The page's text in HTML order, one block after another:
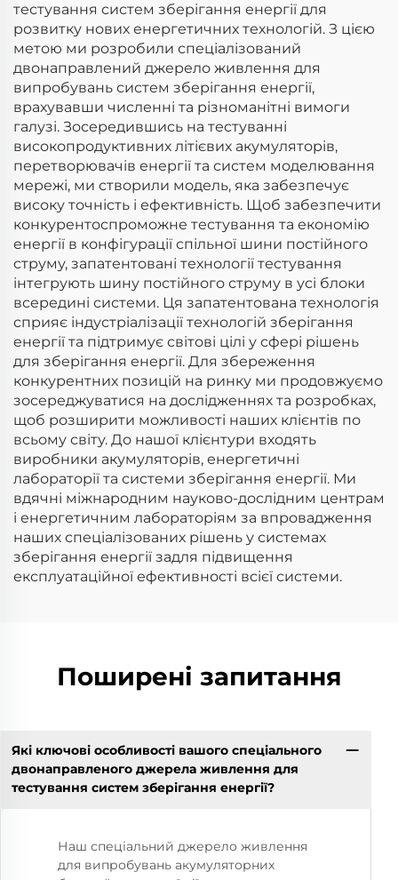
тестування систем зберігання енергії для
розвитку нових енергетичних технологій. З цією
метою ми розробили спеціалізований
двонаправлений джерело живлення для
випробувань систем зберігання енергії,
врахувавши численні та різноманітні вимоги
галузі. Зосередившись на тестуванні
високопродуктивних літієвих акумуляторів,
перетворювачів енергії та систем моделювання
мережі, ми створили модель, яка забезпечує
високу точність і ефективність. Щоб забезпечити
конкурентоспроможне тестування та економію
енергії в конфігурації спільної шини постійного
струму, запатентовані технології тестування
інтегрують шину постійного струму в усі блоки
всередині системи. Ця запатентована технологія
сприяє індустріалізації технологій зберігання
енергії та підтримує світові цілі у сфері рішень
для зберігання енергії. Для збереження
конкурентних позицій на ринку ми продовжуємо
зосереджуватися на дослідженнях та розробках,
щоб розширити можливості наших клієнтів по
всьому світу. До нашої клієнтури входять
виробники акумуляторів, енергетичні
лабораторії та системи зберігання енергії. Ми
вдячні міжнародним науково-дослідним центрам
і енергетичним лабораторіям за впровадження
наших спеціалізованих рішень у системах
зберігання енергії задля підвищення
експлуатаційної ефективності всієї системи.
Поширені запитання
Які ключові особливості вашого спеціального
двонаправленого джерела живлення для
тестування систем зберігання енергії?
Наш спеціальний джерело живлення
для випробувань акумуляторних